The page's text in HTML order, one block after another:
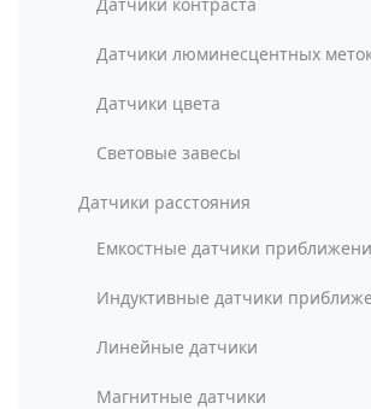
Датчики люминесцентных
Датчики цвета
Световые завесы
Датчики расстояния
Емкостные датчики
Индуктивные датчики
Линейные датчики
Магнитные датчики